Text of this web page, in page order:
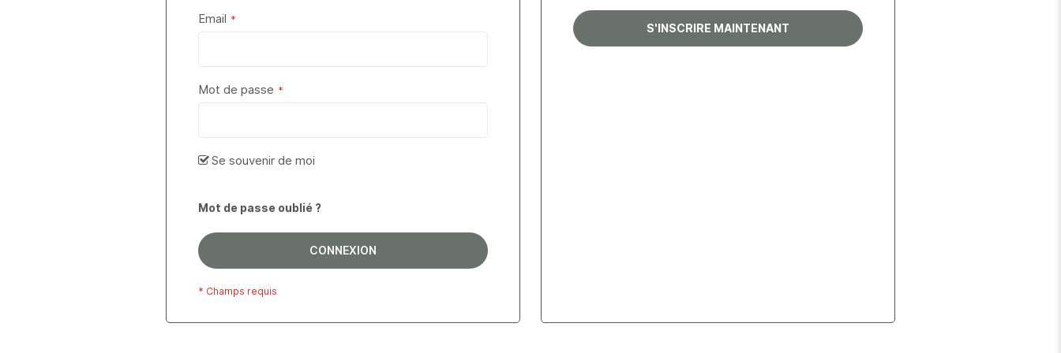
Email
Mot de passe
Se souvenir de moi
Mot de passe oublié ?
CONNEXION
S'INSCRIRE MAINTENANT